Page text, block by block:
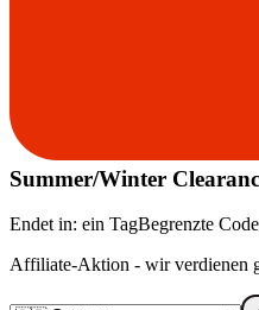
Summer/Winter
Endet in: ein TagBegrenzte
Affiliate-Aktion - wir verdienen